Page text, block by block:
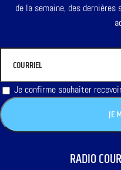
de la semaine, des
Je confirme souhaiter
RADIO